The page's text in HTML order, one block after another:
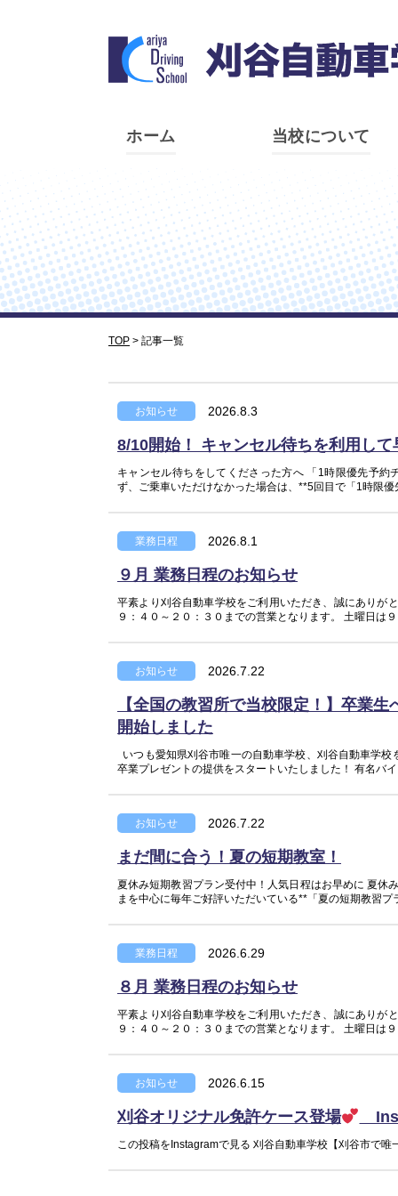
ホーム 当校について
TOP > 記事一覧
お知らせ 2026.8.3
8/10開始！ キャンセル待ちを利用し
キャンセル待ちをしてくださった方へ 「1時限優先予
ず、ご乗車いただけなかった場合は、**5回目で「1時限
業務日程 2026.8.1
９月 業務日程のお知らせ
平素より刈谷自動車学校をご利用いただき、誠にあり
９：４０～２０：３０までの営業となります。 土曜日は
お知らせ 2026.7.22
【全国の教習所で当校限定！】卒業
開始しました
いつも愛知県刈谷市唯一の自動車学校、刈谷自動車学
卒業プレゼントの提供をスタートいたしました！ 有名バ
お知らせ 2026.7.22
まだ間に合う！夏の短期教室！
夏休み短期教習プラン受付中！人気日程はお早めに 夏休
まを中心に毎年ご好評いただいている**「夏の短期教習
業務日程 2026.6.29
８月 業務日程のお知らせ
平素より刈谷自動車学校をご利用いただき、誠にあり
９：４０～２０：３０までの営業となります。 土曜日は
お知らせ 2026.6.15
刈谷オリジナル免許ケース登場
この投稿をInstagramで見る 刈谷自動車学校【刈谷市で